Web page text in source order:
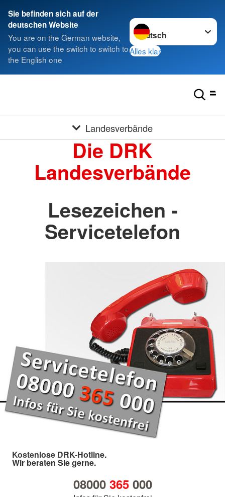
Sie befinden sich auf der
deutschen Website
You are on the German website,
you can use the switch to switch to
the English one
Sprache wechseln zu
Alles klar
Landesverbände
Die DRK
Landesverbände
Lesezeichen -
Servicetelefon
Kostenlose DRK-Hotline.
Wir beraten Sie gerne.
08000 365000